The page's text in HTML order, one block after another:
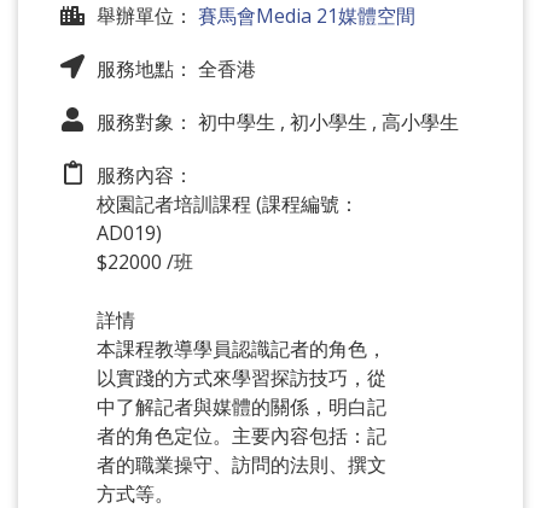
舉辦單位： 賽馬會Media 21媒體空間
服務地點： 全香港
服務對象： 初中學生 , 初小學生 , 高小學生
服務內容：
校園記者培訓課程 (課程編號：
AD019)
$22000 /班
詳情
本課程教導學員認識記者的角色，
以實踐的方式來學習探訪技巧，從
中了解記者與媒體的關係，明白記
者的角色定位。主要內容包括：記
者的職業操守、訪問的法則、撰文
方式等。